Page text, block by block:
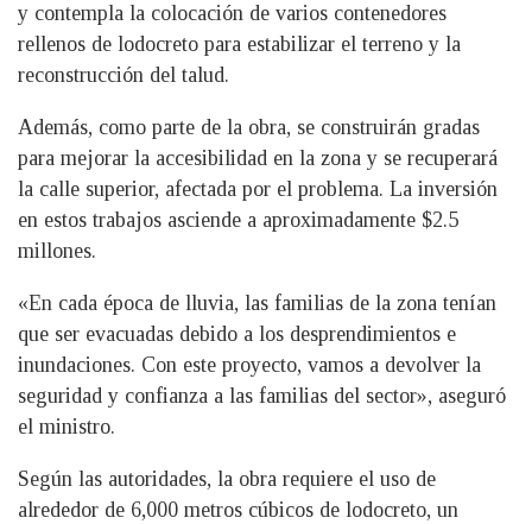
y contempla la colocación de varios contenedores
rellenos de lodocreto para estabilizar el terreno y la
reconstrucción del talud.
Además, como parte de la obra, se construirán gradas
para mejorar la accesibilidad en la zona y se recuperará
la calle superior, afectada por el problema. La inversión
en estos trabajos asciende a aproximadamente $2.5
millones.
«En cada época de lluvia, las familias de la zona tenían
que ser evacuadas debido a los desprendimientos e
inundaciones. Con este proyecto, vamos a devolver la
seguridad y confianza a las familias del sector», aseguró
el ministro.
Según las autoridades, la obra requiere el uso de
alrededor de 6,000 metros cúbicos de lodocreto, un